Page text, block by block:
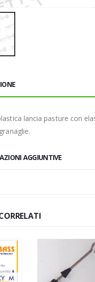
lancia pasture con
AGGIUNTIVE